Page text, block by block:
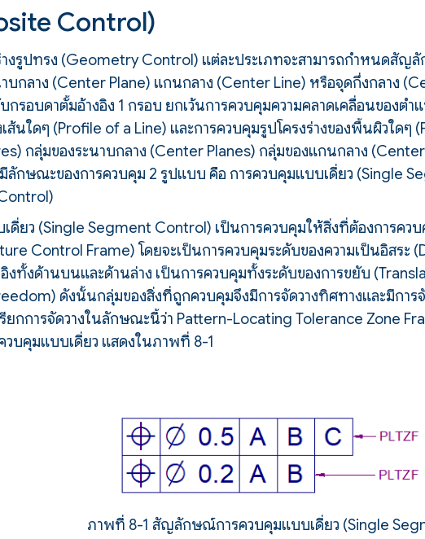
Control)
งรูปทรง (Geometry Control) แต่ละประเภทจะสามารถกำหนดสัญ
บกลาง (Center Plane) แกนกลาง (Center Line) หรือจุดกึ่งกลาง
กรอบดาตั้มอ้างอิง 1 กรอบ ยกเว้นการควบคุมความคลาดเคลื่อนของต
เส้นใดๆ (Profile of a Line) และการควบคุมรูปโครงร่างของพื้นผิวใด
กลุ่มของระนาบกลาง (Center Planes) กลุ่มของแกนกลาง
ลักษณะของการควบคุม 2 รูปแบบ คือ การควบคุมแบบเดี่ยว (Single
ดี่ยว (Single Segment Control) เป็นการควบคุมให้สิ่งที่ต้องการคว
Control Frame) โดยจะเป็นการควบคุมระดับของความเป็นอิสระ
งทั้งด้านบนและด้านล่าง เป็นการควบคุมทั้งระดับของการขยับ
ดังนั้นกลุ่มของสิ่งที่ถูกควบคุมจึงมีการจัดวางทิศทางและมีกา
เรียกการจัดวางในลักษณะนี้ว่า Pattern-Locating Tolerance Zone
บคุมแบบเดี่ยว แสดงในภาพที่ 8-1
ภาพที่ 8-1 สัญลักษณ์การควบคุมแบบเดี่ยว (Single